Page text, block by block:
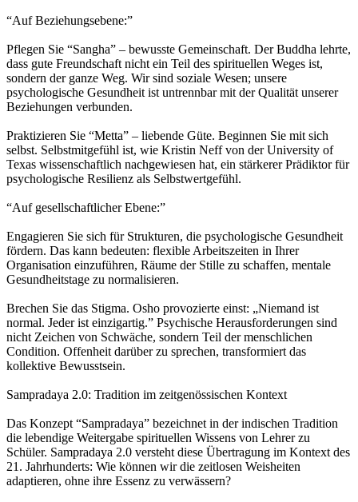
“Auf Beziehungsebene:”
Pflegen Sie “Sangha” – bewusste Gemeinschaft. Der Buddha lehrte,
dass gute Freundschaft nicht ein Teil des spirituellen Weges ist,
sondern der ganze Weg. Wir sind soziale Wesen; unsere
psychologische Gesundheit ist untrennbar mit der Qualität unserer
Beziehungen verbunden.
Praktizieren Sie “Metta” – liebende Güte. Beginnen Sie mit sich
selbst. Selbstmitgefühl ist, wie Kristin Neff von der University of
Texas wissenschaftlich nachgewiesen hat, ein stärkerer Prädiktor für
psychologische Resilienz als Selbstwertgefühl.
“Auf gesellschaftlicher Ebene:”
Engagieren Sie sich für Strukturen, die psychologische Gesundheit
fördern. Das kann bedeuten: flexible Arbeitszeiten in Ihrer
Organisation einzuführen, Räume der Stille zu schaffen, mentale
Gesundheitstage zu normalisieren.
Brechen Sie das Stigma. Osho provozierte einst: „Niemand ist
normal. Jeder ist einzigartig.” Psychische Herausforderungen sind
nicht Zeichen von Schwäche, sondern Teil der menschlichen
Condition. Offenheit darüber zu sprechen, transformiert das
kollektive Bewusstsein.
Sampradaya 2.0: Tradition im zeitgenössischen Kontext
Das Konzept “Sampradaya” bezeichnet in der indischen Tradition
die lebendige Weitergabe spirituellen Wissens von Lehrer zu
Schüler. Sampradaya 2.0 versteht diese Übertragung im Kontext des
21. Jahrhunderts: Wie können wir die zeitlosen Weisheiten
adaptieren, ohne ihre Essenz zu verwässern?